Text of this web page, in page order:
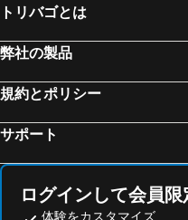
St. Ruprecht an der Raab, spa hotels
シュピタール・アム・ゼンメリング, spa hotels
Mürzsteg, spa hotels
Gössendorf, spa hotels
トリバゴとは
弊社の製品
規約とポリシー
サポート
ログインして会員
体験をカスタマイズ